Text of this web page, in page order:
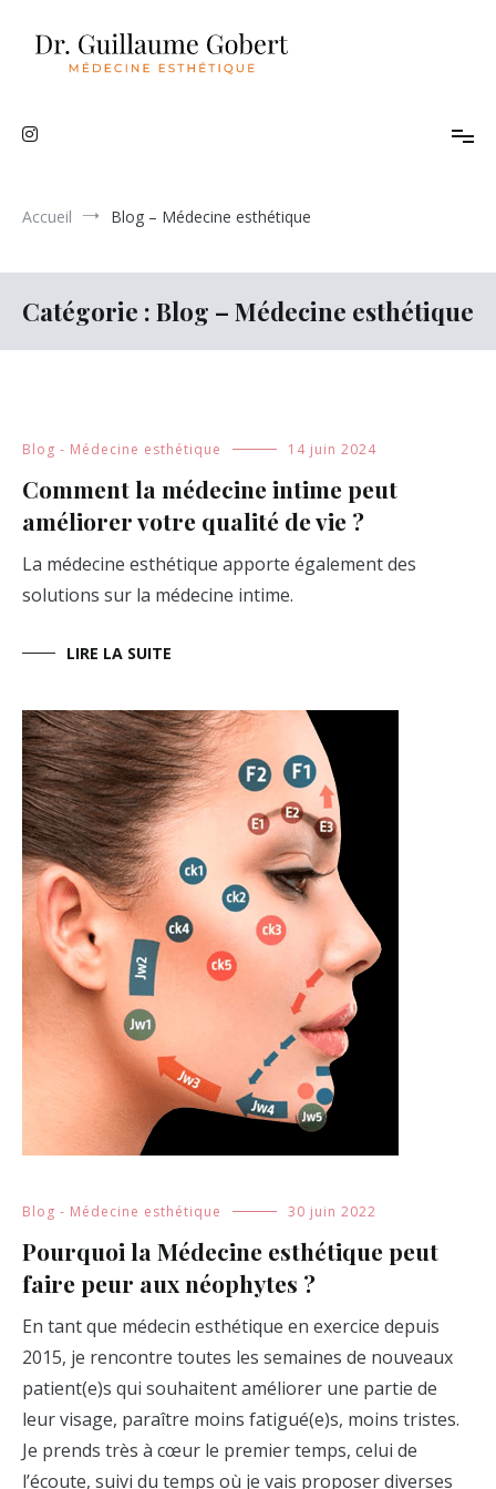
contenu
Accueil Blog – Médecine esthétique
Catégorie : Blog – Médecine esthétique
Blog - Médecine esthétique 14 juin 2024
Comment la médecine intime peut
améliorer votre qualité de vie ?
La médecine esthétique apporte également des
solutions sur la médecine intime.
LIRE LA SUITE
Blog - Médecine esthétique 30 juin 2022
Pourquoi la Médecine esthétique peut
faire peur aux néophytes ?
En tant que médecin esthétique en exercice depuis
2015, je rencontre toutes les semaines de nouveaux
patient(e)s qui souhaitent améliorer une partie de
leur visage, paraître moins fatigué(e)s, moins tristes.
Je prends très à cœur le premier temps, celui de
l’écoute, suivi du temps où je vais proposer diverses